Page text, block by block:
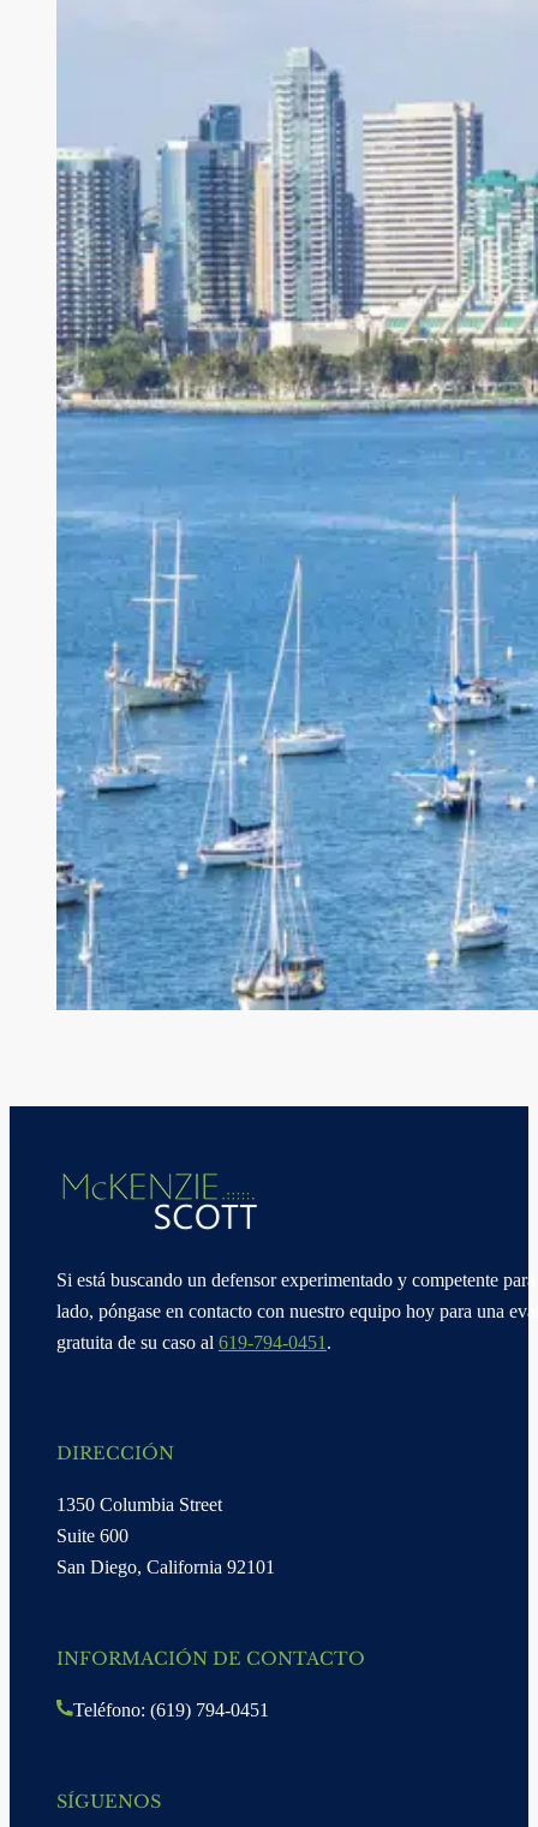
Si está buscando un defensor experimentado y competente
lado, póngase en contacto con nuestro equipo hoy para una
gratuita de su caso al 619-794-0451 .
DIRECCIÓN
1350 Columbia Street
Suite 600
San Diego, California 92101
INFORMACIÓN DE CONTACTO
Teléfono: (619) 794-0451
SÍGUENOS